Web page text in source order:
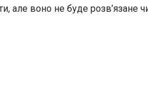
але воно не буде розв’язане